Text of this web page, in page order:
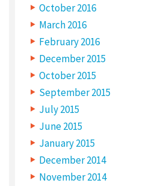
October 2016
March 2016
February 2016
December 2015
October 2015
September 2015
July 2015
June 2015
January 2015
December 2014
November 2014